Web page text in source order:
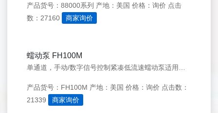
产品货号：88000系列 产地：美国 价格：询价 点击
数：27160
商家询价
蠕动泵 FH100M
产品货号：FH100M 产地：美国 价格：询价 点击数：
21339
商家询价